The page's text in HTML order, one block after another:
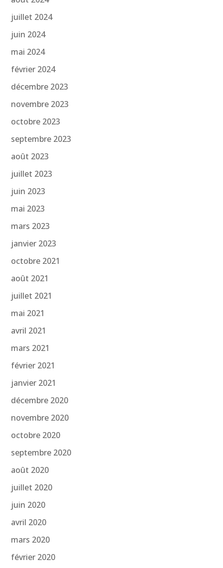
juillet 2024
juin 2024
mai 2024
février 2024
décembre 2023
novembre 2023
octobre 2023
septembre 2023
août 2023
juillet 2023
juin 2023
mai 2023
mars 2023
janvier 2023
octobre 2021
août 2021
juillet 2021
mai 2021
avril 2021
mars 2021
février 2021
janvier 2021
décembre 2020
novembre 2020
octobre 2020
septembre 2020
août 2020
juillet 2020
juin 2020
avril 2020
mars 2020
février 2020